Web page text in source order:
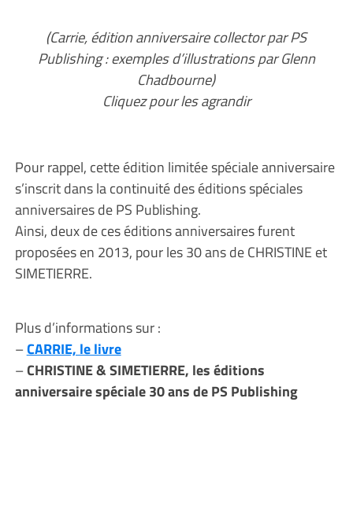
(Carrie, édition anniversaire collector par PS
Publishing : exemples d’illustrations par Glenn
Chadbourne)
Cliquez pour les agrandir
Pour rappel, cette édition limitée spéciale anniversaire
s’inscrit dans la continuité des éditions spéciales
anniversaires de PS Publishing.
Ainsi, deux de ces éditions anniversaires furent
proposées en 2013, pour les 30 ans de CHRISTINE et
SIMETIERRE.
Plus d’informations sur :
–CARRIE, le livre
–CHRISTINE & SIMETIERRE, les éditions
anniversaire spéciale 30 ans de PS Publishing